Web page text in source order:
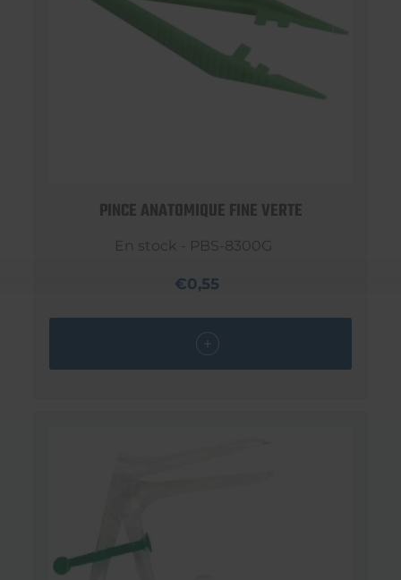
PINCE ANATOMIQUE FINE VERTE
En stock - PBS-8300G
€0,55